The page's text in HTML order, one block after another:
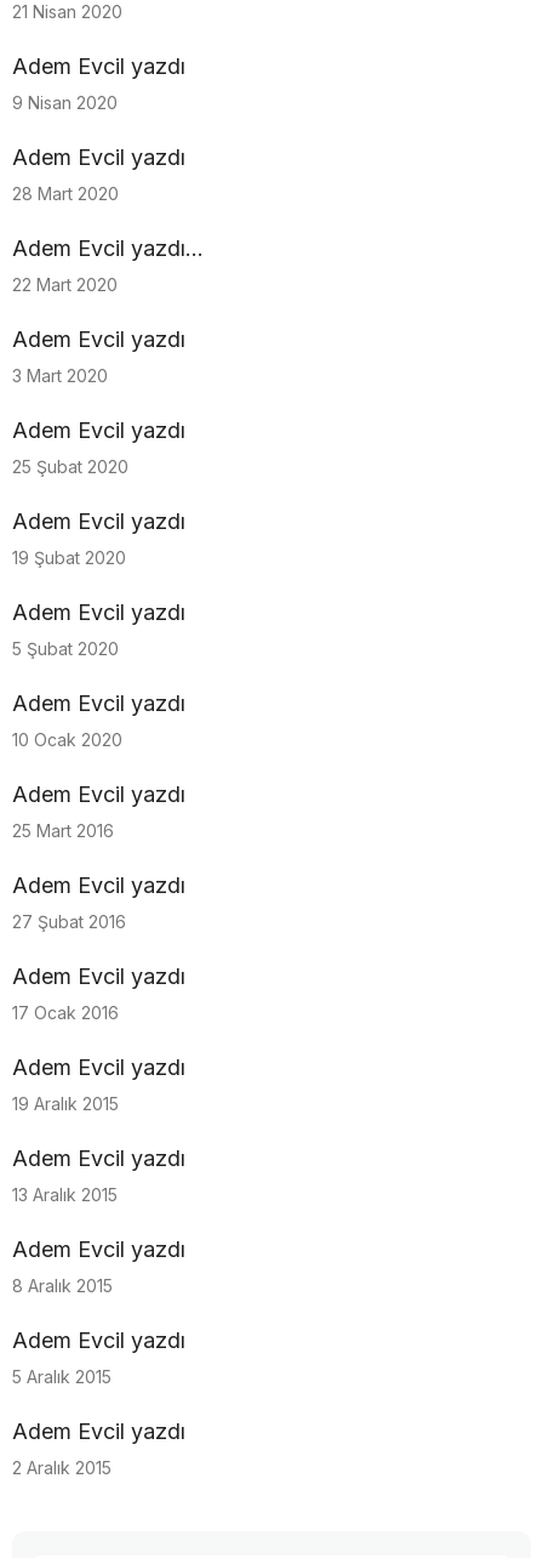
21 Nisan 2020
Adem Evcil yazdı
9 Nisan 2020
Adem Evcil yazdı
28 Mart 2020
Adem Evcil yazdı...
22 Mart 2020
Adem Evcil yazdı
3 Mart 2020
Adem Evcil yazdı
25 Şubat 2020
Adem Evcil yazdı
19 Şubat 2020
Adem Evcil yazdı
5 Şubat 2020
Adem Evcil yazdı
10 Ocak 2020
Adem Evcil yazdı
25 Mart 2016
Adem Evcil yazdı
27 Şubat 2016
Adem Evcil yazdı
17 Ocak 2016
Adem Evcil yazdı
19 Aralık 2015
Adem Evcil yazdı
13 Aralık 2015
Adem Evcil yazdı
8 Aralık 2015
Adem Evcil yazdı
5 Aralık 2015
Adem Evcil yazdı
2 Aralık 2015